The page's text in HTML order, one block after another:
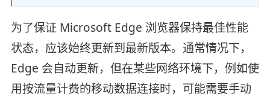
为了保证 Microsoft Edge 浏览器保持最佳性能
状态，应该始终更新到最新版本。通常情况下，
Edge 会自动更新，但在某些网络环境下，例如使
用按流量计费的移动数据连接时，可能需要手动